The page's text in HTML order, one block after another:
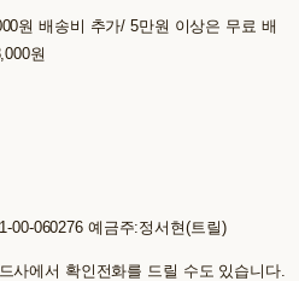
원 배송비 추가/ 5만원 이상은 무료 배
원
00-060276 예금주:정서현(트릴)
사에서 확인전화를 드릴 수도 있습니다.